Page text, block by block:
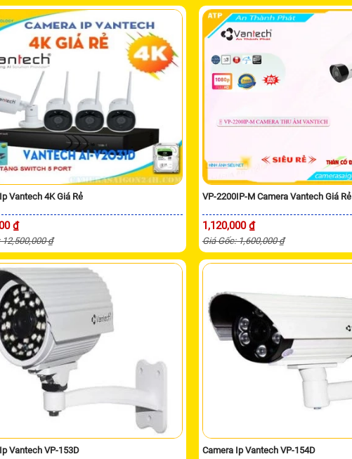
Vantech 4K Giá Rẻ
₫
12,500,000 ₫
VP-2200IP-M Camera Vantech Giá Rẻ
1,120,000 ₫
Giá Gốc: 1,600,000 ₫
Vantech VP-153D Camera Ip Vantech VP-154D